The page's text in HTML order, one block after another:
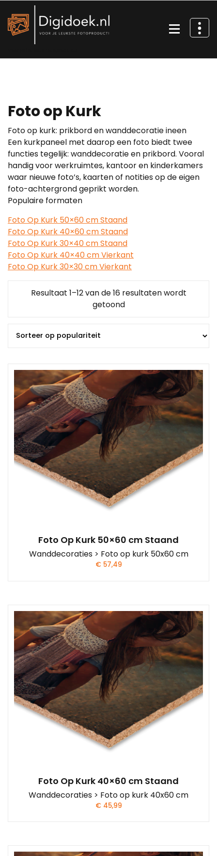
naar
de
Foto op Kurk
Foto op kurk: prikbord en wanddecoratie ineen
Een kurkpaneel met daarop een foto biedt twee
functies tegelijk: wanddecoratie en prikbord. Vooral
handig voor werkruimtes, kantoor en kinderkamers
waar nieuwe foto’s, kaarten of notities op de eigen
foto-achtergrond geprikt worden.
Populaire formaten
Foto Op Kurk 50×60 cm Staand
Foto Op Kurk 40×60 cm Staand
Foto Op Kurk 30×40 cm Staand
Foto Op Kurk 40×40 cm Vierkant
Foto Op Kurk 30×30 cm Vierkant
Resultaat 1–12 van de 16 resultaten wordt
getoondGesorteerd
Foto Op Kurk 50×60 cm Staand
Wanddecoraties > Foto op kurk 50x60 cm
€57,49
Foto Op Kurk 40×60 cm Staand
Wanddecoraties > Foto op kurk 40x60 cm
€45,99